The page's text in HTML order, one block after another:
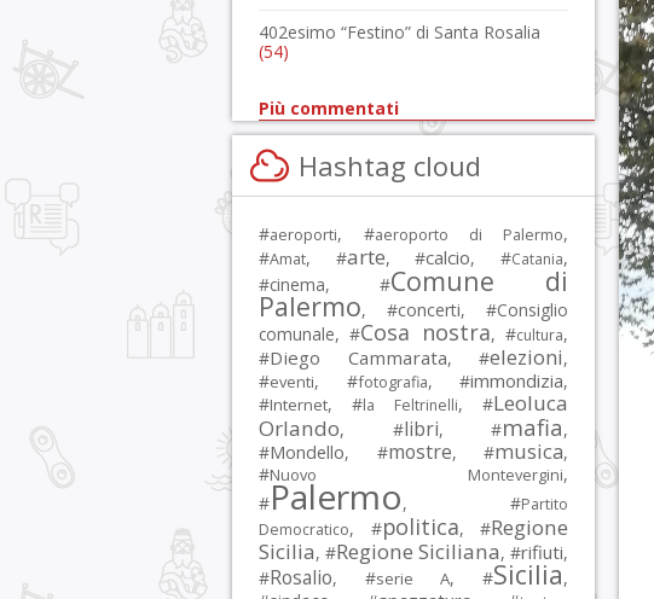
402esimo “Festino” di Santa Rosalia
(54)
Più commentati
Hashtag cloud
#aeroporti, #aeroporto di Palermo,
#Amat, #arte, #calcio, #Catania,
#cinema, #Comune di
Palermo, #concerti, #Consiglio
comunale, #Cosa nostra, #cultura,
#Diego Cammarata, #elezioni,
#eventi, #fotografia, #immondizia,
#Internet, #la Feltrinelli, #Leoluca
Orlando, #libri, #mafia,
#Mondello, #mostre, #musica,
#Nuovo Montevergini,
#Palermo, #Partito
Democratico, #politica, #Regione
Sicilia, #Regione Siciliana, #rifiuti,
#Rosalio, #serie A, #Sicilia,